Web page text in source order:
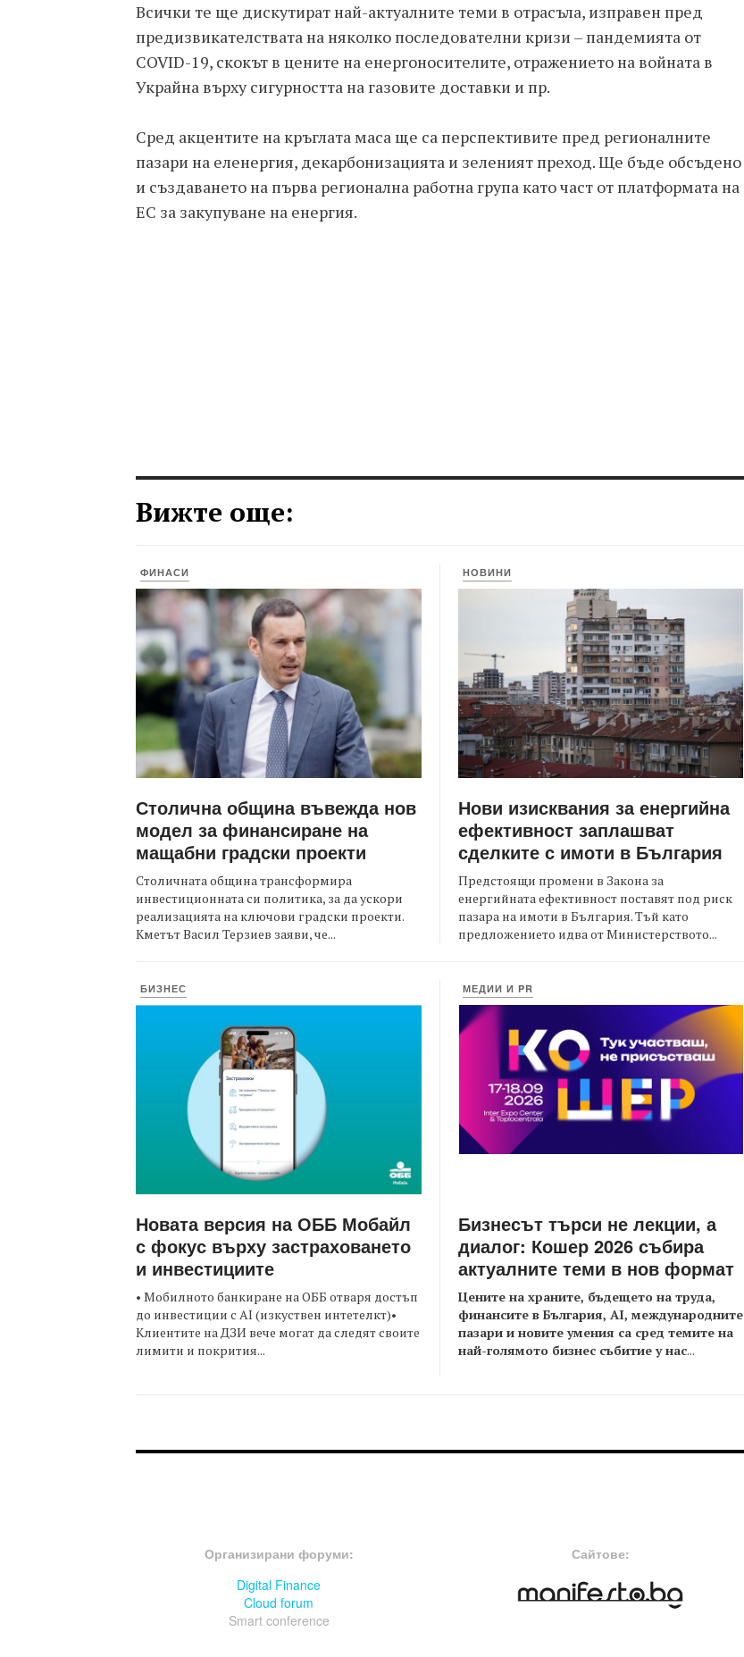
Всички те ще дискутират най-актуалните теми в отрасъла, изправен пред
предизвикателствата на няколко последователни кризи – пандемията от
COVID-19, скокът в цените на енергоносителите, отражението на войната в
Украйна върху сигурността на газовите доставки и пр.
Сред акцентите на кръглата маса ще са перспективите пред регионалните
пазари на еленергия, декарбонизацията и зеленият преход. Ще бъде обсъдено
и създаването на първа регионална работна група като част от платформата на
ЕС за закупуване на енергия.
Вижте още:
ФИНАСИ
Столична община въвежда нов
модел за финансиране на
мащабни градски проекти
Столичната община трансформира
инвестиционната си политика, за да ускори
реализацията на ключови градски проекти.
Кметът Васил Терзиев заяви, че...
НОВИНИ
Нови изисквания за енергийна
ефективност заплашват
сделките с имоти в България
Предстоящи промени в Закона за
енергийната ефективност поставят под риск
пазара на имоти в България. Тъй като
предложението идва от Министерството...
БИЗНЕС
Новата версия на ОББ Мобайл
с фокус върху застраховането
и инвестициите
• Мобилното банкиране на ОББ отваря достъп
до инвестиции с AI (изкуствен интетелкт)•
Клиентите на ДЗИ вече могат да следят своите
лимити и покрития...
МЕДИИ И PR
Бизнесът търси не лекции, а
диалог: Кошер 2026 събира
актуалните теми в нов формат
Цените на храните, бъдещето на труда,
финансите в България, AI, международните
пазари и новите умения са сред темите на
най-голямото бизнес събитие у нас...
Организирани форуми:
Digital Finance
Cloud forum
Smart conference
Сайтове: